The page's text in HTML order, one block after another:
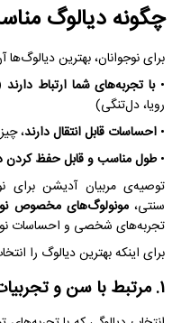
چگونه دیالوگ
برای نوجوانان، بهترین
•با تجربه‌های شما ارتباط دارند
رویا، دل‌تنگی)
• احساسات قابل انتقال دارند،
•طول مناسب و قابل حفظ کردن
توصیه‌ی مربیان آدیشن برای
سنتی،مونولوگ‌های مخصوص
تجربه‌های شخصی و احساسات
برای اینکه بهترین دیالوگ را
۱. مرتبط با سن و تجربیات خود